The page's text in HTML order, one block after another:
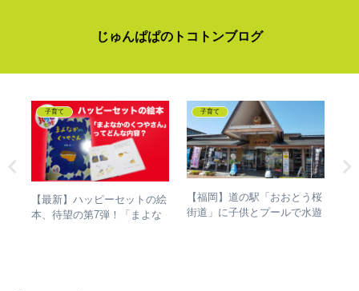
じゅんぱぱのトコトンブログ
子育て
【最新】ハッピーセットの絵
本、待望の第7弾！「まよな
子育て
【福岡】道の駅「おおとう桜
街道」に子供とプールで水遊